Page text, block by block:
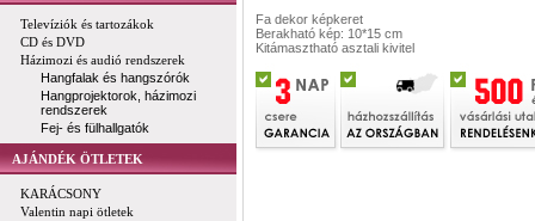
Televíziók és tartozákok
CD és DVD
Házimozi és audió rendszerek
Hangfalak és hangszórók
Hangprojektorok, házimozi
rendszerek
Fej- és fülhallgatók
AJÁNDÉK ÖTLETEK
KARÁCSONY
Valentin napi ötletek
Fa dekor képkeret
Berakható kép: 10*15 cm
Kitámasztható asztali kivitel